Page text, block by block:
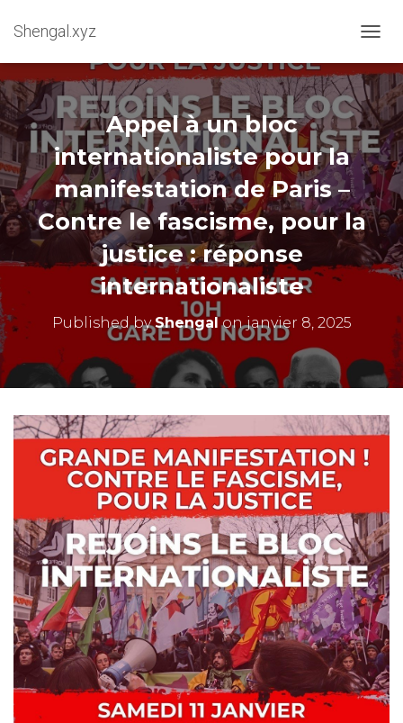
Shengal.xyz
Appel à un bloc
internationaliste pour la
manifestation de Paris –
Contre le fascisme, pour la
justice : réponse
internationaliste
Published byShengalonjanvier 8, 2025